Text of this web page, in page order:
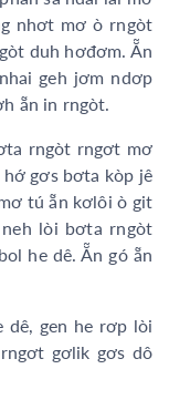
nhơt mơ ò rngòt
duh hơđơm. Ẵn
geh jơm ndơp
ẵn in rngòt.
rngòt rngơt mơ
gơs bơta kòp jê
tú ẵn kơlôi ò git
lòi bơta rngòt
he dê. Ẵn gó ẵn
dê, gen he rơp lòi
gơlik gơs dô